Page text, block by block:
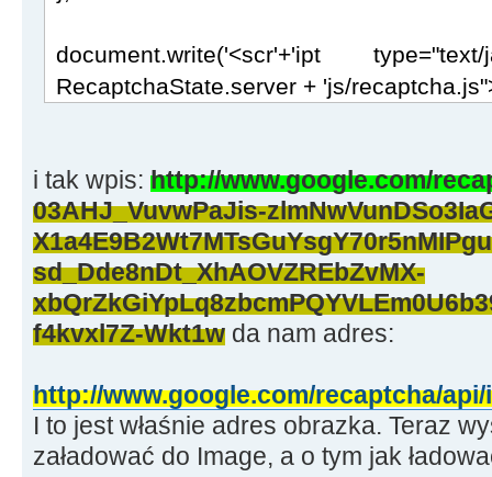
document.write('<scr'+'ipt
RecaptchaState.server + 'js/
i tak wpis: http://www.google.com/
03AHJ_VuvwPaJis-
sd_Dde8nDt_XhAOVZREbZvMX-
f4kvxl7Z-Wkt1w da nam adres:
http://www.google.com/recaptcha/api/
I to jest właśnie adres obrazka. Teraz
załadować do Image, a o tym jak